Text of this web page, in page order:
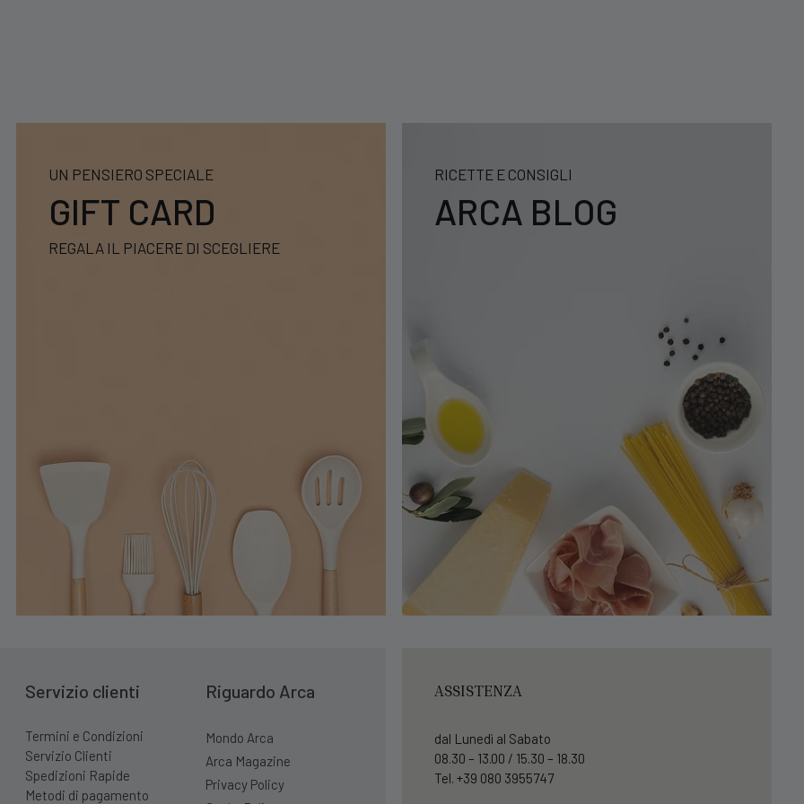
UN PENSIERO SPECIALE
GIFT CARD
REGALA IL PIACERE DI SCEGLIERE
RICETTE E CONSIGLI
ARCA BLOG
Servizio clienti
Termini e Condizioni
Servizio Clienti
Spedizioni Rapide
Metodi di pagamento
Riguardo Arca
Mondo Arca
Arca Magazine
Privacy Policy
ASSISTENZA
dal Lunedì al Sabato
08.30 – 13.00 / 15.30 – 18.30
Tel. +39 080 3955747